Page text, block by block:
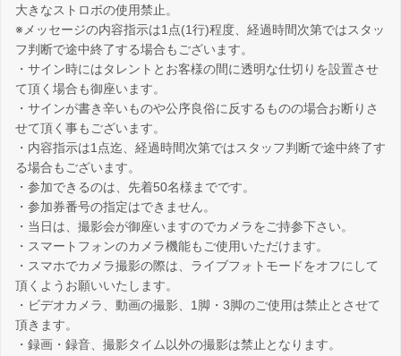
大きなストロボの使用禁止。
※メッセージの内容指示は1点(1行)程度、経過時間次第ではスタッ
フ判断で途中終了する場合もございます。
・サイン時にはタレントとお客様の間に透明な仕切りを設置させ
て頂く場合も御座います。
・サインが書き辛いものや公序良俗に反するものの場合お断りさ
せて頂く事もございます。
・内容指示は1点迄、経過時間次第ではスタッフ判断で途中終了す
る場合もございます。
・参加できるのは、先着50名様までです。
・参加券番号の指定はできません。
・当日は、撮影会が御座いますのでカメラをご持参下さい。
・スマートフォンのカメラ機能もご使用いただけます。
・スマホでカメラ撮影の際は、ライブフォトモードをオフにして
頂くようお願いいたします。
・ビデオカメラ、動画の撮影、1脚・3脚のご使用は禁止とさせて
頂きます。
・録画・録音、撮影タイム以外の撮影は禁止となります。